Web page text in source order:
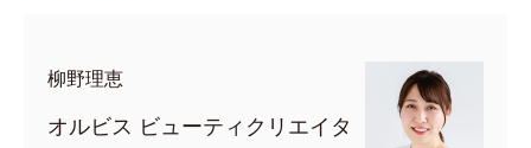
柳野理恵
オルビス ビューティクリエイタ